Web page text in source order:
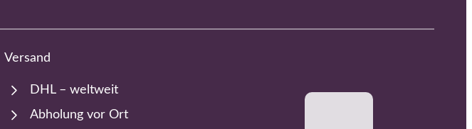
Versand
DHL – weltweit
Abholung vor Ort